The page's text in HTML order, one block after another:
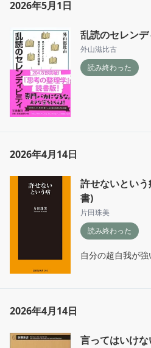
2026年5月1日
乱読のセレンデ
外山滋比古
読み終わった
2026年4月14日
許せないとい
書)
片田珠美
読み終わった
自分の超自我が
2026年4月14日
言ってはいけな